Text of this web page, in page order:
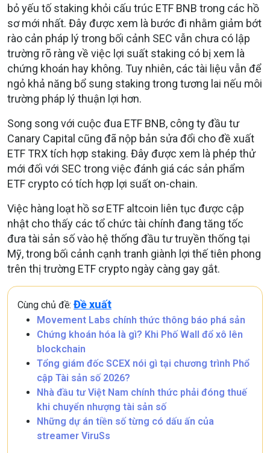
bỏ yếu tố staking khỏi cấu trúc ETF BNB trong các hồ
sơ mới nhất. Đây được xem là bước đi nhằm giảm bớt
rào cản pháp lý trong bối cảnh SEC vẫn chưa có lập
trường rõ ràng về việc lợi suất staking có bị xem là
chứng khoán hay không. Tuy nhiên, các tài liệu vẫn để
ngỏ khả năng bổ sung staking trong tương lai nếu môi
trường pháp lý thuận lợi hơn.
Song song với cuộc đua ETF BNB, công ty đầu tư
Canary Capital cũng đã nộp bản sửa đổi cho đề xuất
ETF TRX tích hợp staking. Đây được xem là phép thử
mới đối với SEC trong việc đánh giá các sản phẩm
ETF crypto có tích hợp lợi suất on-chain.
Việc hàng loạt hồ sơ ETF altcoin liên tục được cập
nhật cho thấy các tổ chức tài chính đang tăng tốc
đưa tài sản số vào hệ thống đầu tư truyền thống tại
Mỹ, trong bối cảnh cạnh tranh giành lợi thế tiên phong
trên thị trường ETF crypto ngày càng gay gắt.
Cùng chủ đề: Đề xuất
Movement Labs chính thức thông báo phá sản
Chứng khoán hóa là gì? Khi Phố Wall đổ xô lên
blockchain
Tổng giám đốc SCEX nói gì tại chương trình Phổ
cập Tài sản số 2026?
Nhà đầu tư Việt Nam chính thức phải đóng thuế
khi chuyển nhượng tài sản số
Những dự án tiền số từng có dấu ấn của
streamer ViruSs